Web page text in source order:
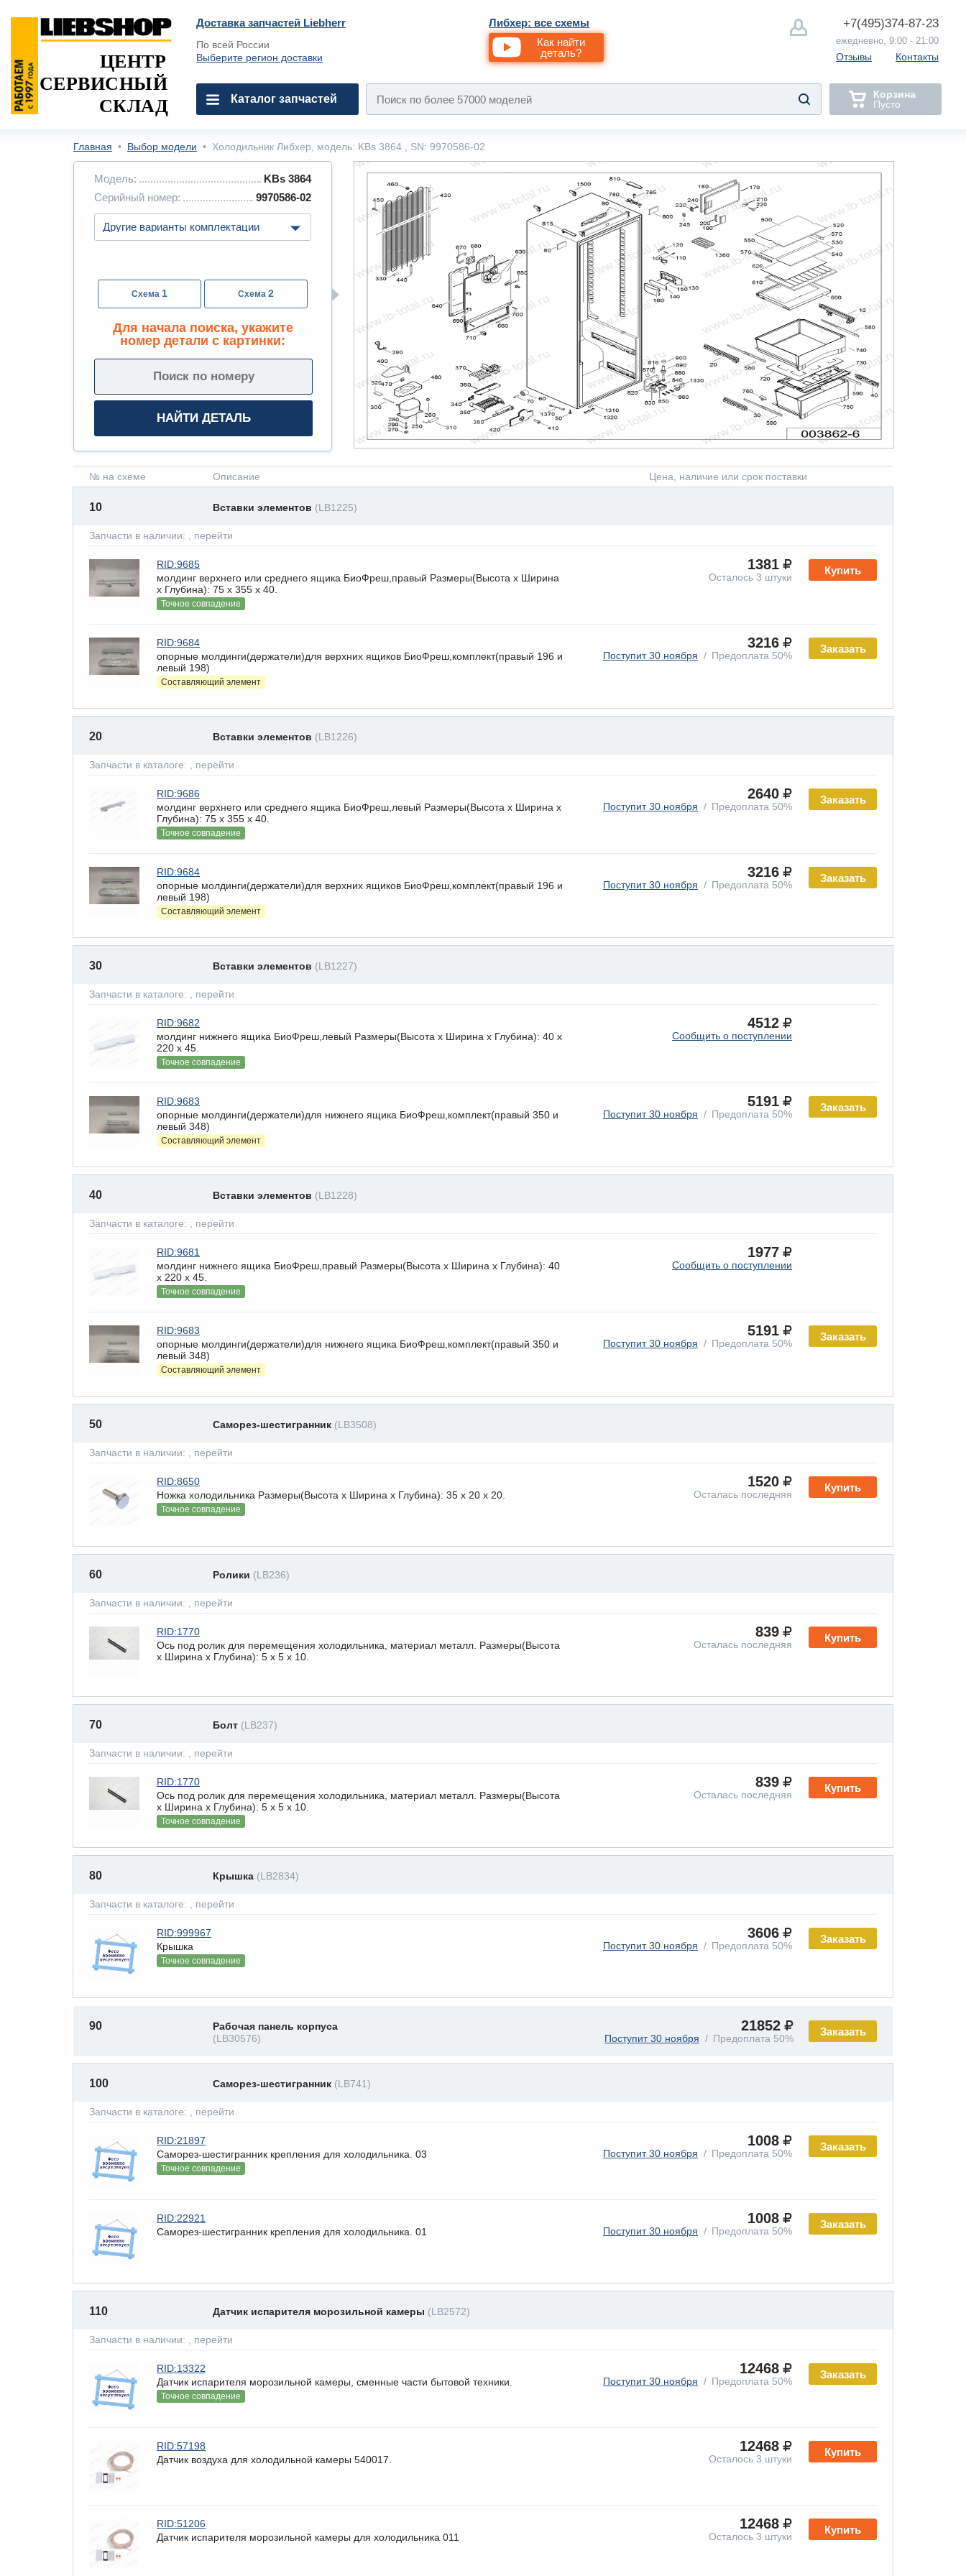
Доставка запчастей Liebherr
По всей России
Выберите регион доставки
Либхер: все схемы
Как найти
деталь?
+7(495)374-87-23
ежедневно, 9:00 - 21:00
Отзывы Контакты
ЦЕНТР
СЕРВИСНЫЙ
СКЛАД
Каталог запчастей
Корзина
Пусто
Главная • Выбор модели • Холодильник Либхер, модель: KBs 3864 , SN: 9970586-02
Модель:
KBs 3864
Серийный номер:
9970586-02
1 2
Для начала поиска, укажите
номер детали с картинки:
№ на схеме Описание Цена, наличие или срок поставки
10 Вставки элементов (LB1225)
Запчасти в наличии: , перейти
Купить
RID:9685
молдинг верхнего или среднего ящика БиоФреш,правый Размеры(Высота х Ширина
х Глубина): 75 x 355 х 40.
Точное совпадение
1381
Осталось 3 штуки
Заказать
RID:9684
опорные молдинги(держатели)для верхних ящиков БиоФреш,комплект(правый 196 и
левый 198)
Составляющий элемент
3216
Поступит 30 ноября Предоплата 50%
20 Вставки элементов (LB1226)
Запчасти в каталоге: , перейти
Заказать
RID:9686
молдинг верхнего или среднего ящика БиоФреш,левый Размеры(Высота х Ширина х
Глубина): 75 x 355 х 40.
Точное совпадение
2640
Поступит 30 ноября Предоплата 50%
Заказать
RID:9684
опорные молдинги(держатели)для верхних ящиков БиоФреш,комплект(правый 196 и
левый 198)
Составляющий элемент
3216
Поступит 30 ноября Предоплата 50%
30 Вставки элементов (LB1227)
Запчасти в каталоге: , перейти
RID:9682
молдинг нижнего ящика БиоФреш,левый Размеры(Высота х Ширина х Глубина): 40 x
220 х 45.
Точное совпадение
4512
Сообщить о поступлении
Заказать
RID:9683
опорные молдинги(держатели)для нижнего ящика БиоФреш,комплект(правый 350 и
левый 348)
Составляющий элемент
5191
Поступит 30 ноября Предоплата 50%
40 Вставки элементов (LB1228)
Запчасти в каталоге: , перейти
RID:9681
молдинг нижнего ящика БиоФреш,правый Размеры(Высота х Ширина х Глубина): 40
x 220 х 45.
Точное совпадение
1977
Сообщить о поступлении
Заказать
RID:9683
опорные молдинги(держатели)для нижнего ящика БиоФреш,комплект(правый 350 и
левый 348)
Составляющий элемент
5191
Поступит 30 ноября Предоплата 50%
50 Саморез-шестигранник (LB3508)
Запчасти в наличии: , перейти
Купить
RID:8650
Ножка холодильника Размеры(Высота х Ширина х Глубина): 35 x 20 х 20.
Точное совпадение
1520
Осталась последняя
60 Ролики (LB236)
Запчасти в наличии: , перейти
Купить
RID:1770
Ось под ролик для перемещения холодильника, материал металл. Размеры(Высота
х Ширина х Глубина): 5 x 5 х 10.
839
Осталась последняя
70 Болт (LB237)
Запчасти в наличии: , перейти
Купить
RID:1770
Ось под ролик для перемещения холодильника, материал металл. Размеры(Высота
х Ширина х Глубина): 5 x 5 х 10.
Точное совпадение
839
Осталась последняя
80 Крышка (LB2834)
Запчасти в каталоге: , перейти
Заказать
RID:999967
Крышка
Точное совпадение
3606
Поступит 30 ноября Предоплата 50%
Заказать
90
Рабочая панель корпуса
(LB30576)
21852
Поступит 30 ноября Предоплата 50%
100 Саморез-шестигранник (LB741)
Запчасти в каталоге: , перейти
Заказать
RID:21897
Саморез-шестигранник крепления для холодильника. 03
Точное совпадение
1008
Поступит 30 ноября Предоплата 50%
Заказать
RID:22921
Саморез-шестигранник крепления для холодильника. 01
1008
Поступит 30 ноября Предоплата 50%
110 Датчик испарителя морозильной камеры (LB2572)
Запчасти в наличии: , перейти
Заказать
RID:13322
Датчик испарителя морозильной камеры, сменные части бытовой техники.
Точное совпадение
12468
Поступит 30 ноября Предоплата 50%
Купить
RID:57198
Датчик воздуха для холодильной камеры 540017.
12468
Осталось 3 штуки
Купить
RID:51206
Датчик испарителя морозильной камеры для холодильника 011
12468
Осталось 3 штуки